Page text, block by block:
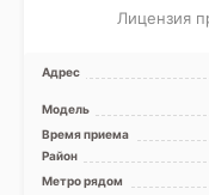
Лицензия
Адрес
Модель
Время приема
Район
Метро рядом